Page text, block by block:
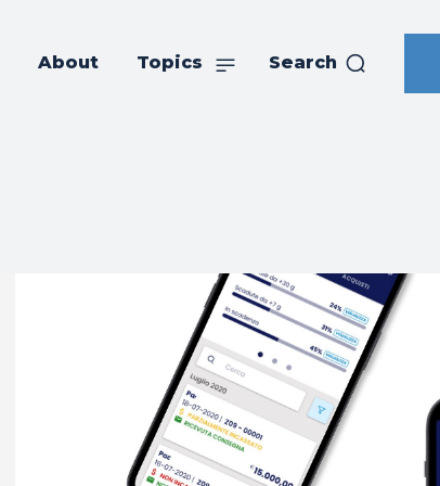
About Topics Search